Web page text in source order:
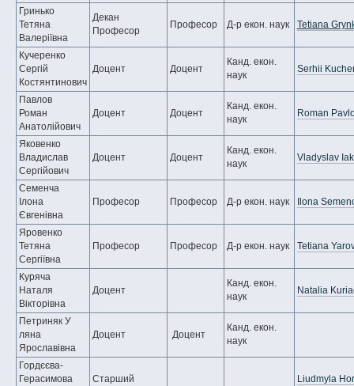
Гринько
Тетяна
Валеріївна
Декан
Професор
Професор Д-р екон. наук Tetiana
Кучеренко
Сергій
Костянтинович
Доцент Доцент
Канд. екон.
наук
Serhii
Павлов
Роман
Анатолійович
Доцент Доцент
Канд. екон.
наук
Roman
Яковенко
Владислав
Сергійович
Доцент Доцент
Канд. екон.
наук
Vladyslav
Семенча
Ілона
Євгенівна
Професор Професор Д-р екон. наук Ilona
Яровенко
Тетяна
Сергіївна
Професор Професор Д-р екон. наук Tetiana
Куряча
Наталя
Вікторівна
Доцент
Канд. екон.
наук
Natalia
Петриняк У
ляна
Ярославівна
Доцент Доцент
Канд. екон.
наук
Гордєєва-
Герасимова
Старший
Liudmyla